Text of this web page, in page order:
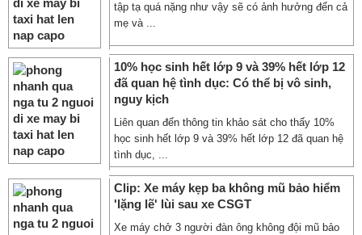
tập tạ quá nặng như vậy sẽ có ảnh hưởng đến cả
mẹ và ...
10% học sinh hết lớp 9 và 39% hết lớp 12
đã quan hệ tình dục: Có thể bị vô sinh,
nguy kịch
Liên quan đến thông tin khảo sát cho thấy 10%
học sinh hết lớp 9 và 39% hết lớp 12 đã quan hệ
tình dục, ...
Clip: Xe máy kẹp ba không mũ bảo hiểm
'lặng lẽ' lùi sau xe CSGT
Xe máy chở 3 người đàn ông không đội mũ bảo